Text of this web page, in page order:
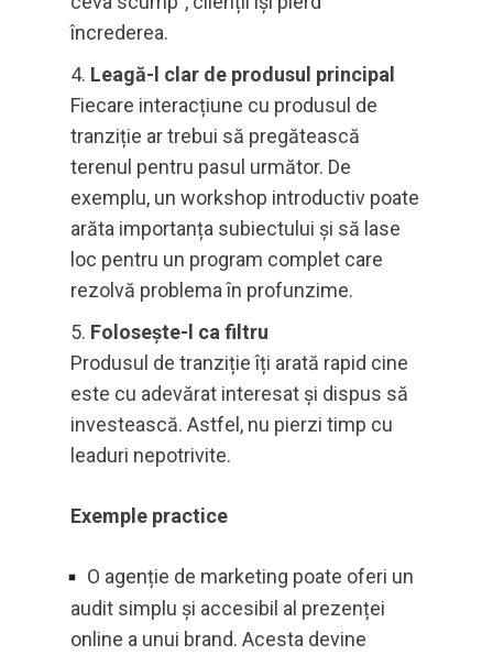
încrederea.
Leagă-l clar de produsul principal
Fiecare interacțiune cu produsul de
tranziție ar trebui să pregătească
terenul pentru pasul următor. De
exemplu, un workshop introductiv poate
arăta importanța subiectului și să lase
loc pentru un program complet care
rezolvă problema în profunzime.
Folosește-l ca filtru
Produsul de tranziție îți arată rapid cine
este cu adevărat interesat și dispus să
investească. Astfel, nu pierzi timp cu
leaduri nepotrivite.
Exemple practice
O agenție de marketing poate oferi un
audit simplu și accesibil al prezenței
online a unui brand. Acesta devine